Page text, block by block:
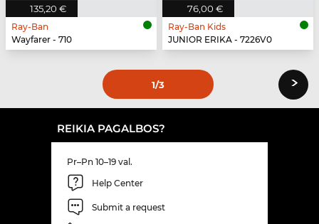
135,20 €
Ray-Ban
Wayfarer - 710
76,00 €
Ray-Ban Kids
JUNIOR ERIKA - 7226V0
1/3 ›
REIKIA PAGALBOS?
Pr–Pn 10–19 val.
Help Center
Submit a request